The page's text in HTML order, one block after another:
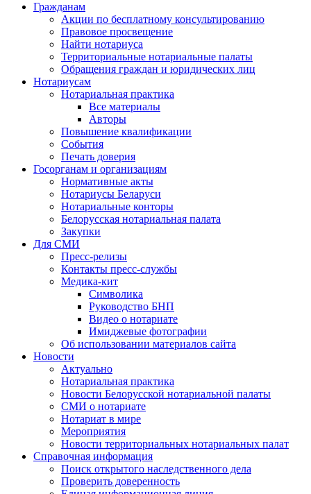
Гражданам
Акции по бесплатному консультированию
Правовое просвещение
Найти нотариуса
Территориальные нотариальные палаты
Обращения граждан и юридических лиц
Нотариусам
Нотариальная практика
Все материалы
Авторы
Повышение квалификации
События
Печать доверия
Госорганам и организациям
Нормативные акты
Нотариусы Беларуси
Нотариальные конторы
Белорусская нотариальная палата
Закупки
Для СМИ
Пресс-релизы
Контакты пресс-службы
Медика-кит
Символика
Руководство БНП
Видео о нотариате
Имиджевые фотографии
Об использовании материалов сайта
Новости
Актуально
Нотариальная практика
Новости Белорусской нотариальной палаты
СМИ о нотариате
Нотариат в мире
Мероприятия
Новости территориальных нотариальных палат
Справочная информация
Поиск открытого наследственного дела
Проверить доверенность